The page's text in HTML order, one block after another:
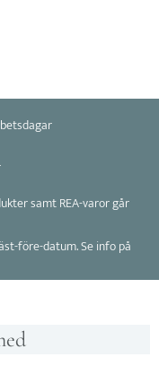
samt REA-varor går
före-datum. Se info på